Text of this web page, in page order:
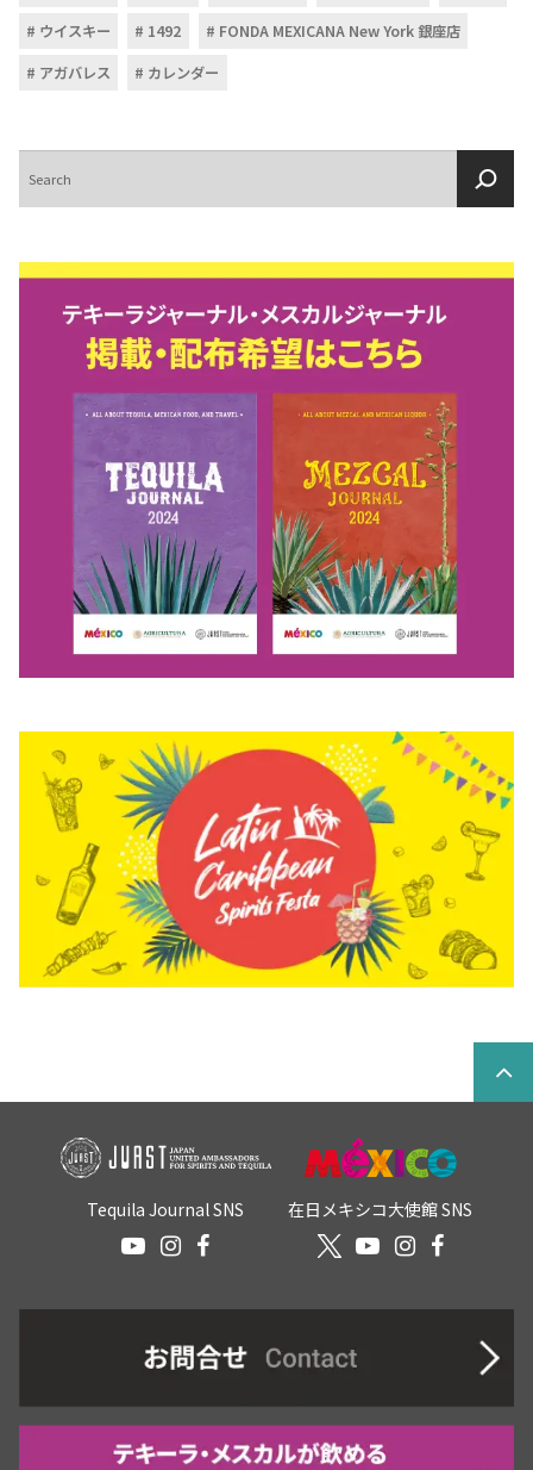
ウイスキー
1492
FONDA MEXICANA New York 銀座店
アガバレス
カレンダー
索
Tequila Journal SNS 在日メキシコ大使館 SNS